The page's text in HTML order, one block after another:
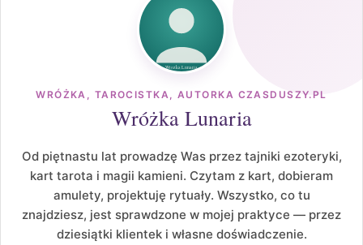
WRÓŻKA, TAROCISTKA, AUTORKA CZASDUSZY.PL
Wróżka Lunaria
Od piętnastu lat prowadzę Was przez tajniki ezoteryki,
kart tarota i magii kamieni. Czytam z kart, dobieram
amulety, projektuję rytuały. Wszystko, co tu
znajdziesz, jest sprawdzone w mojej praktyce — przez
dziesiątki klientek i własne doświadczenie.